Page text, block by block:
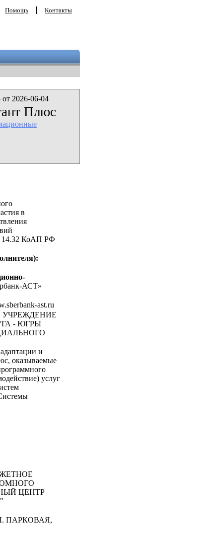
Помощь Контакты
2026-06-04
Плюс
в
14.32 КоАП РФ
АСТ»
ast.ru
УЧРЕЖДЕНИЕ
- ЮГРЫ
и
оказываемые
услуг
ЦЕНТР
ПАРКОВАЯ,